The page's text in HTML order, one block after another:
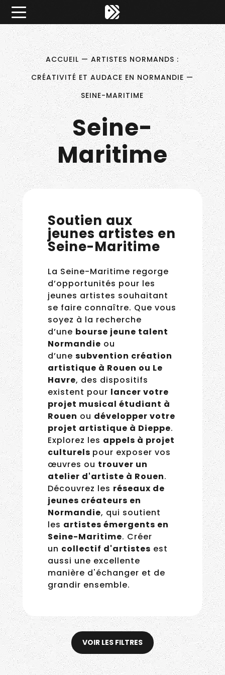
ACCUEIL—ARTISTES NORMANDS :
CRÉATIVITÉ ET AUDACE EN NORMANDIE—
SEINE-MARITIME
Seine-
Maritime
Soutien aux
jeunes artistes
en Seine-
La Seine-Maritime regorge
d’opportunités pour les
jeunes artistes souhaitant
se faire connaître. Que
vous soyez à la recherche
d’unebourse jeune talent
Normandieou
d’unesubvention
création artistique à
Rouen ou Le Havre, des
dispositifs existent
pourlancer votre projet
musical étudiant à
Rouenoudévelopper
votre projet artistique à
Dieppe. Explorez
lesappels à projet
culturelspour exposer vos
œuvres outrouver un
atelier d'artiste à Rouen
Découvrez lesréseaux de
jeunes créateurs en
Normandie, qui soutient
lesartistes émergents en
Seine-Maritime. Créer
uncollectif d'artistes
grandir ensemble.
Pitch ta Normandie
×
Êtes-vous d'accord pour activer les cookies pour une